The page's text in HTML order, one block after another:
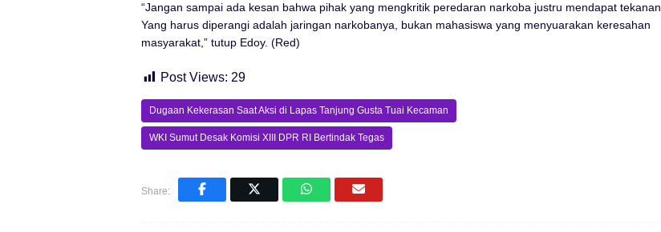
“Jangan sampai ada kesan bahwa pihak yang mengkritik peredaran narkoba justru mendapat tekanan.
Yang harus diperangi adalah jaringan narkobanya, bukan mahasiswa yang menyuarakan keresahan
masyarakat,” tutup Edoy. (Red)
Post Views: 29
Dugaan Kekerasan Saat Aksi di Lapas Tanjung Gusta Tuai Kecaman
WKI Sumut Desak Komisi XIII DPR RI Bertindak Tegas
Share: